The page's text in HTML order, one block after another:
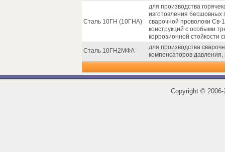
Сталь 10ГН (10ГНА)
для производства
изготовления бесшовных
сварочной проволоки
конструкций с особыми
коррозионной стойкости
Сталь 10ГН2МФА
для производства
компенсаторов
Copyright ©